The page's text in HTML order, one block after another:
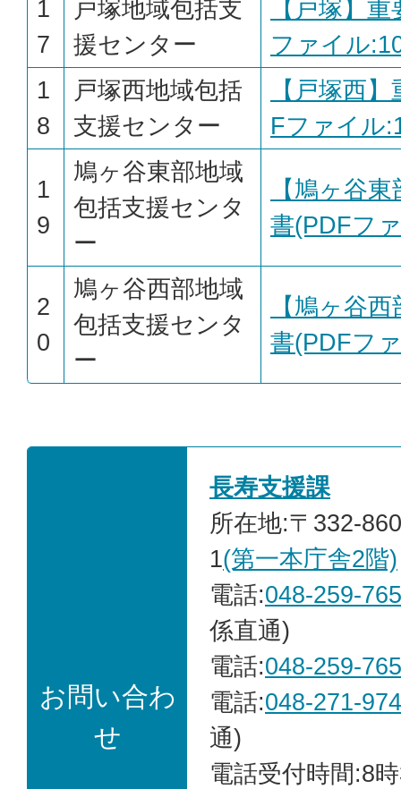
1
7
戸塚地域包括支
援センター
【戸塚】
ファイル
1
8
戸塚西地域包括
支援センター
【戸塚西
Fファイル
1
9
鳩ヶ谷東部地域
包括支援センタ
ー
【鳩ヶ谷
書(PDFフ
2
0
鳩ヶ谷西部地域
包括支援センタ
ー
【鳩ヶ谷
書(PDFフ
お問い合わ
せ
長寿支援課
所在地:〒332-
1(第一本庁舎2階)
電話:048-259-
係直通)
電話:048-259-
電話:048-271-
通)
電話受付時間:8